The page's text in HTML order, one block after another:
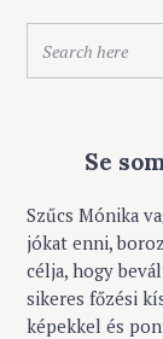
g
o
n
a
o
r
Se
Szűcs Mónika
jókat enni,
célja, hogy
sikeres főzési
képekkel és